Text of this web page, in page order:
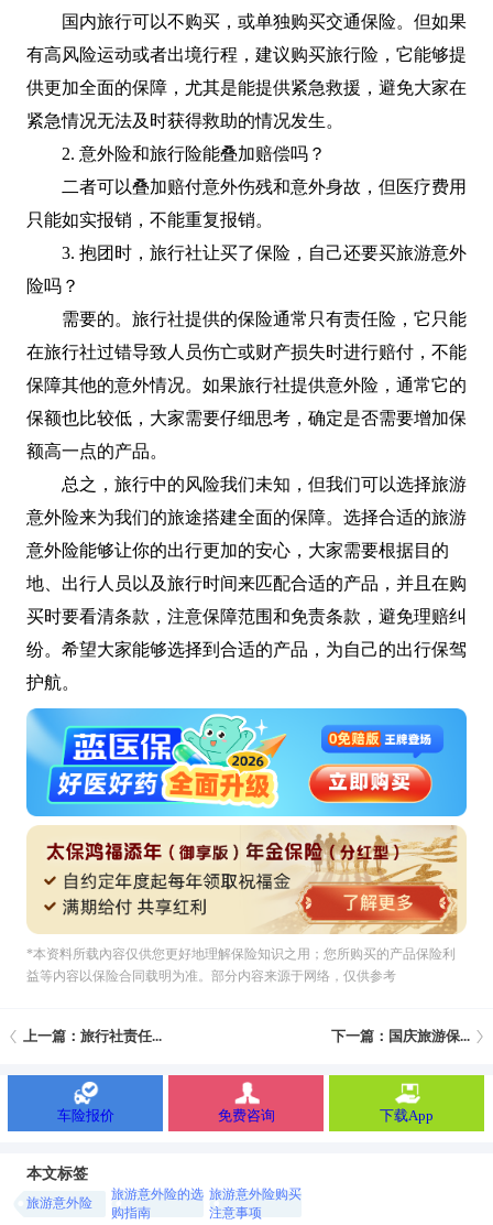
国内旅行可以不购买，或单独购买交通保险。但如果
有高风险运动或者出境行程，建议购买旅行险，它能够提
供更加全面的保障，尤其是能提供紧急救援，避免大家在
紧急情况无法及时获得救助的情况发生。
2. 意外险和旅行险能叠加赔偿吗？
二者可以叠加赔付意外伤残和意外身故，但医疗费用
只能如实报销，不能重复报销。
3. 抱团时，旅行社让买了保险，自己还要买旅游意外
险吗？
需要的。旅行社提供的保险通常只有责任险，它只能
在旅行社过错导致人员伤亡或财产损失时进行赔付，不能
保障其他的意外情况。如果旅行社提供意外险，通常它的
保额也比较低，大家需要仔细思考，确定是否需要增加保
额高一点的产品。
总之，旅行中的风险我们未知，但我们可以选择旅游
意外险来为我们的旅途搭建全面的保障。选择合适的旅游
意外险能够让你的出行更加的安心，大家需要根据目的
地、出行人员以及旅行时间来匹配合适的产品，并且在购
买时要看清条款，注意保障范围和免责条款，避免理赔纠
纷。希望大家能够选择到合适的产品，为自己的出行保驾
护航。
*本资料所载內容仅供您更好地理解保险知识之用；您所购买的产品保险利
益等内容以保险合同载明为准。部分内容来源于网络，仅供参考
上一篇：旅行社责任... 下一篇：国庆旅游保...
车险报价 免费咨询 下载App
本文标签
旅游意外险
旅游意外险的选
购指南
旅游意外险购买
注意事项